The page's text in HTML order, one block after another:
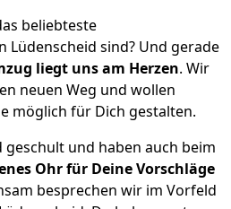
beliebteste
Lüdenscheid sind? Und gerade
liegt uns am Herzen. Wir
neuen Weg und wollen
möglich für Dich gestalten.
und haben auch beim
Ohr für Deine Vorschläge
besprechen wir im Vorfeld